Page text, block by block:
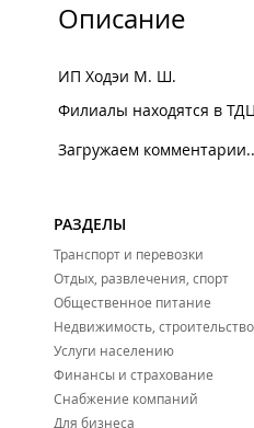
Описание
ИП Ходэи М. Ш.
Филиалы находятся в
Загружаем
РАЗДЕЛЫ
Транспорт и перевозки
Отдых, развлечения, спорт
Общественное питание
Недвижимость,
Услуги населению
Финансы и страхование
Снабжение компаний
Для бизнеса